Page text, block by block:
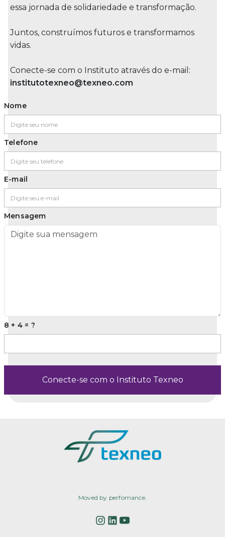
essa jornada de solidariedade e transformação.
Juntos, construímos futuros e transformamos
vidas.
Conecte-se com o Instituto através do e-mail:
institutotexneo@texneo.com
Nome
Telefone
E-mail
Mensagem
8 + 4 = ?
Conecte-se com o Instituto Texneo
Moved by perfomance.